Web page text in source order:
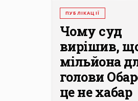
ПУБЛІКАЦІЇ
Чому суд
вирішив,
мільйона
голови
це не хабар